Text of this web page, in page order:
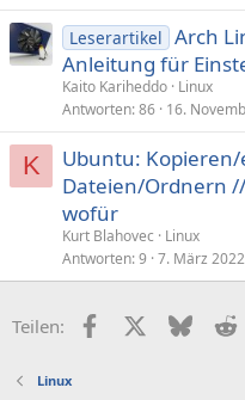
Leserartikel Arch
Anleitung für
Kaito Kariheddo Linux
Antworten 86 16.
K
Ubuntu:
Dateien/Ordnern
wofür
Kurt Blahovec
Linux
Antworten 9 7. März 2022
Teilen: FacebookX (Twitter)
Bluesky
Linux